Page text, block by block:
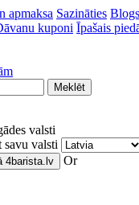
apmaksa Sazināties Blogs
kuponi Īpašais
Meklēt
valsti
savu valsti
4barista.lv Or